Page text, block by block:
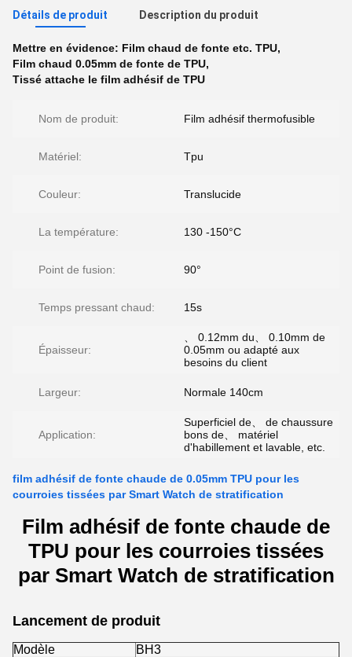
Détails de produit Description du produit
Mettre en évidence: Film chaud de fonte etc. TPU,
Film chaud 0.05mm de fonte de TPU,
Tissé attache le film adhésif de TPU
Nom de produit: Film adhésif thermofusible
Matériel: Tpu
Couleur: Translucide
La température: 130 -150°C
Point de fusion: 90°
Temps pressant chaud: 15s
Épaisseur:
、 0.12mm du、 0.10mm de
0.05mm ou adapté aux
besoins du client
Largeur: Normale 140cm
Application:
Superficiel de、 de chaussure
bons de、 matériel
d'habillement et lavable, etc.
film adhésif de fonte chaude de 0.05mm TPU pour les
courroies tissées par Smart Watch de stratification
Film adhésif de fonte chaude de
TPU pour les courroies tissées
par Smart Watch de stratification
Lancement de produit
Modèle BH3